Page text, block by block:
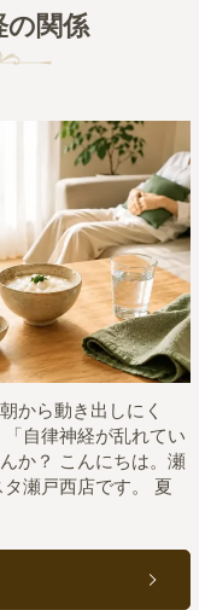
の関係
から動き出しにく
自律神経が乱れてい
か？ こんにちは。瀬
瀬戸西店です。 夏